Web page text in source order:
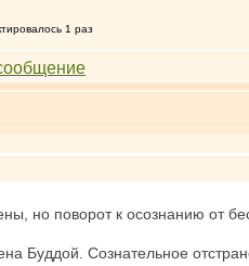
1 раз
но поворот к осознанию от
Буддой. Сознательное